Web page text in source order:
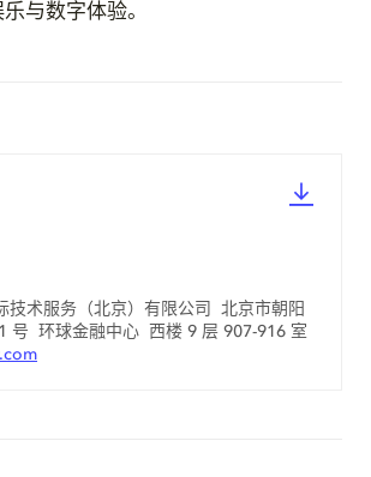
与数字体验。
技术服务（北京）有限公司 北京市朝阳
号 环球金融中心 西楼 9 层 907-916 室